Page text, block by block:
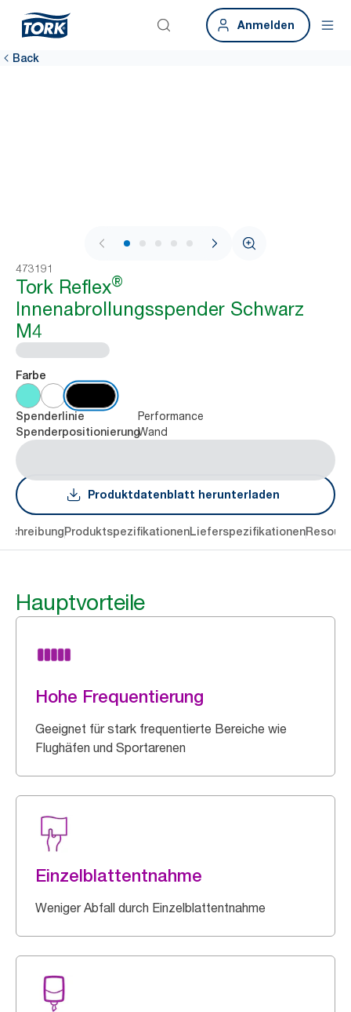
Anmelden
Back
1 / 7
473191
Tork Reflex®
Innenabrollungsspender Schwarz
M4
Farbe
Spenderlinie Performance
SpenderpositionierungWand
Produktdatenblatt herunterladen
ProduktspezifikationenLieferspezifikationen
Hauptvorteile
Hohe Frequentierung
Geeignet für stark frequentierte Bereiche wie
Flughäfen und Sportarenen
Einzelblattentnahme
Weniger Abfall durch Einzelblattentnahme